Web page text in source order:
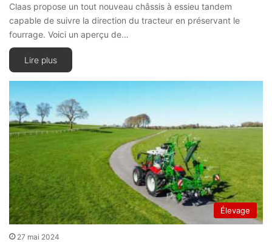
Claas propose un tout nouveau châssis à essieu tandem
capable de suivre la direction du tracteur en préservant le
fourrage. Voici un aperçu de…
Lire plus
Élevage
27 mai 2024